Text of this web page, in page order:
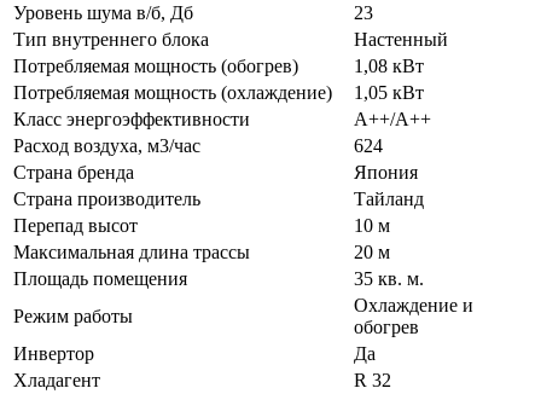
Уровень шума в/б, Дб
23
Тип внутреннего блока
Настенный
Потребляемая мощность (обогрев)
1,08 кВт
Потребляемая мощность (охлаждение)
1,05 кВт
Класс энергоэффективности
A++/А++
Расход воздуха, м3/час
624
Страна бренда
Япония
Страна производитель
Тайланд
Перепад высот
10 м
Максимальная длина трассы
20 м
Площадь помещения
35 кв. м.
Режим работы
Охлаждение и
обогрев
Инвертор
Да
Хладагент
R 32